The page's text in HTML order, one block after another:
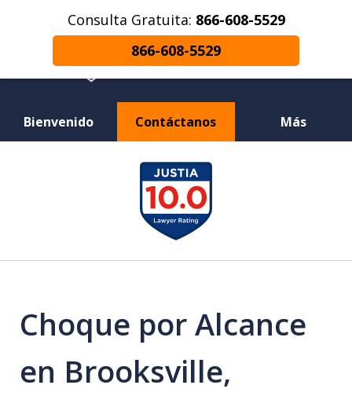
Consulta Gratuita: 866-608-5529
866-608-5529
Bienvenido Contáctanos Más
¿Herido en un Accidente de Coche o
Choque de Motocicleta? ¿Perdiste a un
Ser Querido en una Muerte Injusta?
Choque por Alcance
en Brooksville,